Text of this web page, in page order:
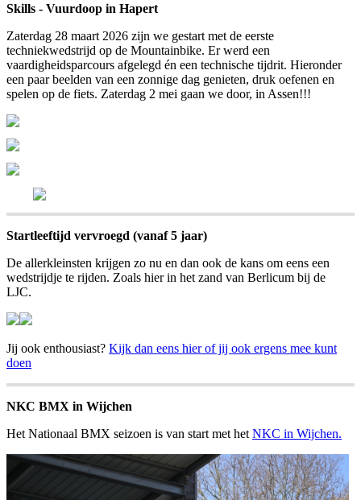
Skills - Vuurdoop in Hapert
Zaterdag 28 maart 2026 zijn we gestart met de eerste
techniekwedstrijd op de Mountainbike. Er werd een
vaardigheidsparcours afgelegd én een technische tijdrit. Hieronder
een paar beelden van een zonnige dag genieten, druk oefenen en
spelen op de fiets. Zaterdag 2 mei gaan we door, in Assen!!!
Startleeftijd vervroegd (vanaf 5 jaar)
De allerkleinsten krijgen zo nu en dan ook de kans om eens een
wedstrijdje te rijden. Zoals hier in het zand van Berlicum bij de
LJC.
Jij ook enthousiast? Kijk dan eens hier of jij ook ergens mee kunt
doen
NKC BMX in Wijchen
Het Nationaal BMX seizoen is van start met het NKC in Wijchen.